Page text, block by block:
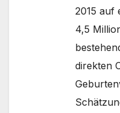
2015 auf
4,5
direkten